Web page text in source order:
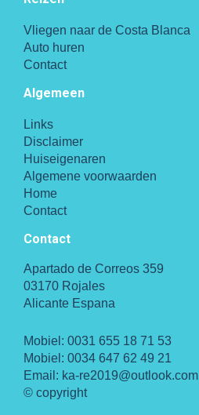
Vliegen naar de Costa Blanca
Auto huren
Contact
Algemeen
Links
Disclaimer
Huiseigenaren
Algemene voorwaarden
Home
Contact
Contact
Apartado de Correos 359
03170 Rojales
Alicante Espana
Mobiel: 0031 655 18 71 53
Mobiel: 0034 647 62 49 21
Email: ka-re2019@outlook.com
© copyright